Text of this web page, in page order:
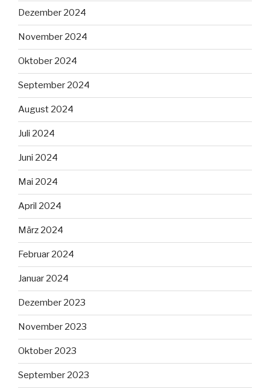
Dezember 2024
November 2024
Oktober 2024
September 2024
August 2024
Juli 2024
Juni 2024
Mai 2024
April 2024
März 2024
Februar 2024
Januar 2024
Dezember 2023
November 2023
Oktober 2023
September 2023